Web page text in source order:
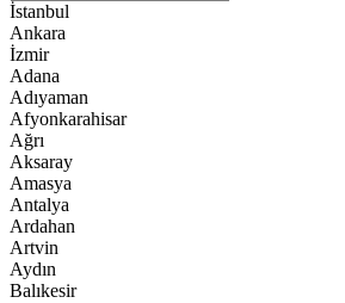
İstanbul
Ankara
İzmir
Adana
Adıyaman
Afyonkarahisar
Ağrı
Aksaray
Amasya
Antalya
Ardahan
Artvin
Aydın
Balıkesir